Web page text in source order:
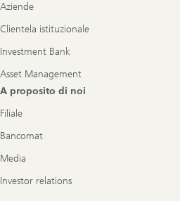
Aziende
Clientela istituzionale
Investment Bank
Asset Management
A proposito di noi
Filiale
Bancomat
Media
Investor relations